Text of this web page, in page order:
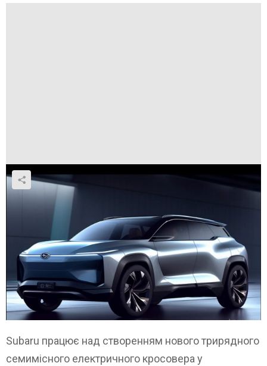
Subaru працює над створенням нового трирядного
семимісного електричного кросовера у